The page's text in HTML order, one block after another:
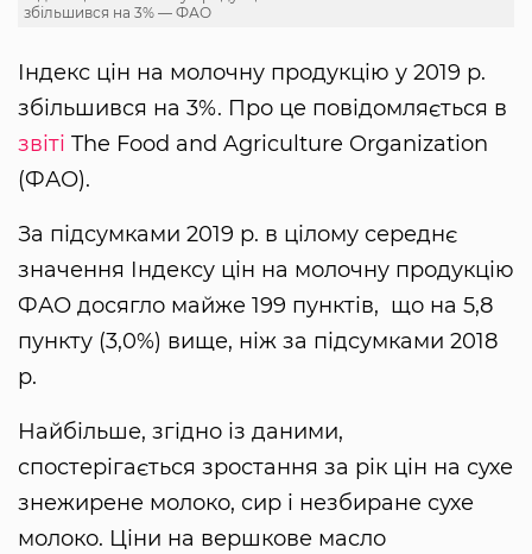
збільшився на 3% — ФАО
Індекс цін на молочну продукцію у 2019 р.
збільшився на 3%. Про це повідомляється в
звіті The Food and Agriculture Organization
(ФАО).
За підсумками 2019 р. в цілому середнє
значення Індексу цін на молочну продукцію
ФАО досягло майже 199 пунктів, що на 5,8
пункту (3,0%) вище, ніж за підсумками 2018
р.
Найбільше, згідно із даними,
спостерігається зростання за рік цін на сухе
знежирене молоко, сир і незбиране сухе
молоко. Ціни на вершкове масло